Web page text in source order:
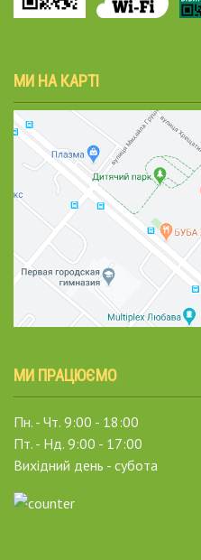
МИ НА КАРТІ
МИ ПРАЦЮЄМО
Пн. - Чт. 9:00 - 18:00
Пт. - Нд. 9:00 - 17:00
Вихідний день - субота